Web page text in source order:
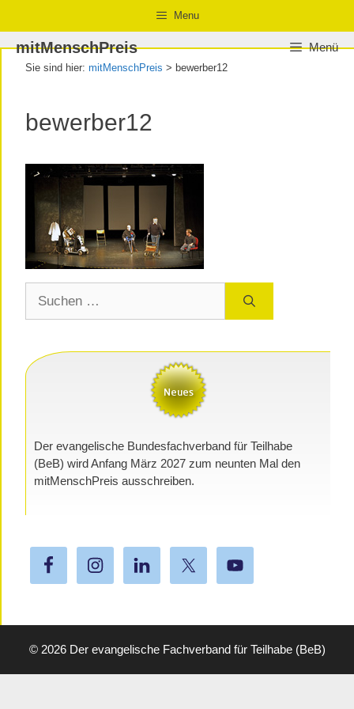
Inhalt
springen
Navigation
springen
Inhalt
springen
Menu
mitMenschPreis Menü
Sie sind hier: mitMenschPreis > bewerber12
bewerber12
nach:
Der evangelische Bundesfachverband für Teilhabe
(BeB) wird Anfang März 2027 zum neunten Mal den
mitMenschPreis ausschreiben.
© 2026 Der evangelische Fachverband für Teilhabe (BeB)